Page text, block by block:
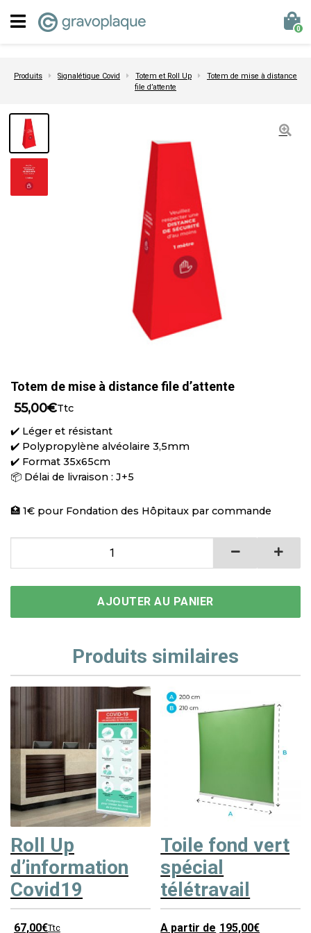
0
Produits Signalétique Covid Totem et Roll Up
Totem de mise à distance
file d’attente
Totem de mise à distance file d’attente
55,00€Ttc
✔️ Léger et résistant
✔️ Polypropylène alvéolaire 3,5mm
✔️ Format 35x65cm
📦 Délai de livraison : J+5
🏥 1€ pour Fondation des Hôpitaux par commande
quantité de Totem de mise à distance file d’attente
AJOUTER AU PANIER
Produits similaires
Roll Up
d’information
Covid19
67,00€Ttc
Toile fond vert
spécial
télétravail
A partir de 195,00€